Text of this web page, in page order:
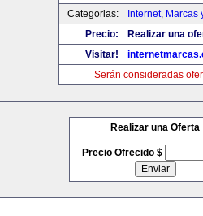
Categorias:
Internet, Marcas
Precio:
Realizar una
Visitar!
Serán consideradas
Realizar una Oferta
Precio Ofrecido $